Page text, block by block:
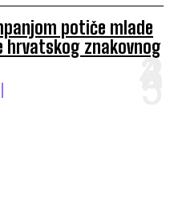
potiče mlade
hrvatskog znakovnog